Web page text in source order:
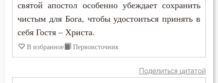
святой апостол особенно убеждает сохранить
чистым для Бога, чтобы удостоиться принять в
себя Гостя – Христа.
В избранное Первоисточник
Поделиться цитатой